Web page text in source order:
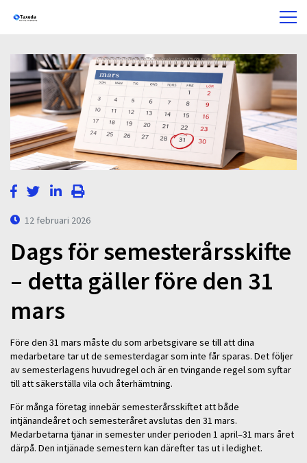
12 februari 2026
Dags för semesterårsskifte
– detta gäller före den 31
mars
Före den 31 mars måste du som arbetsgivare se till att dina
medarbetare tar ut de semesterdagar som inte får sparas. Det följer
av semesterlagens huvudregel och är en tvingande regel som syftar
till att säkerställa vila och återhämtning.
För många företag innebär semesterårsskiftet att både
intjänandeåret och semesteråret avslutas den 31 mars.
Medarbetarna tjänar in semester under perioden 1 april–31 mars året
därpå. Den intjänade semestern kan därefter tas ut i ledighet.